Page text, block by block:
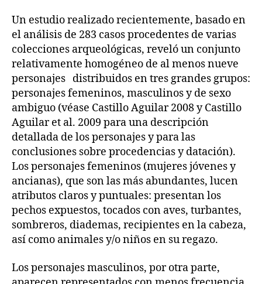
Un estudio realizado recientemente, basado en
el análisis de 283 casos procedentes de varias
colecciones arqueológicas, reveló un conjunto
relativamente homogéneo de al menos nueve
personajes distribuidos en tres grandes grupos:
personajes femeninos, masculinos y de sexo
ambiguo (véase Castillo Aguilar 2008 y Castillo
Aguilar et al. 2009 para una descripción
detallada de los personajes y para las
conclusiones sobre procedencias y datación).
Los personajes femeninos (mujeres jóvenes y
ancianas), que son las más abundantes, lucen
atributos claros y puntuales: presentan los
pechos expuestos, tocados con aves, turbantes,
sombreros, diademas, recipientes en la cabeza,
así como animales y/o niños en su regazo.
Los personajes masculinos, por otra parte,